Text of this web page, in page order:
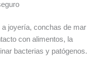
joyería, conchas de mar
con alimentos, la
bacterias y patógenos.